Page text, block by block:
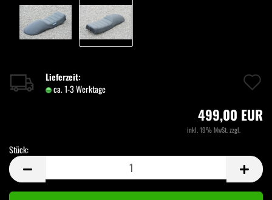
Lieferzeit:
ca. 1-3 Werktage
499,00 EUR
inkl. 19% MwSt. zzgl.
Stück:
Stück